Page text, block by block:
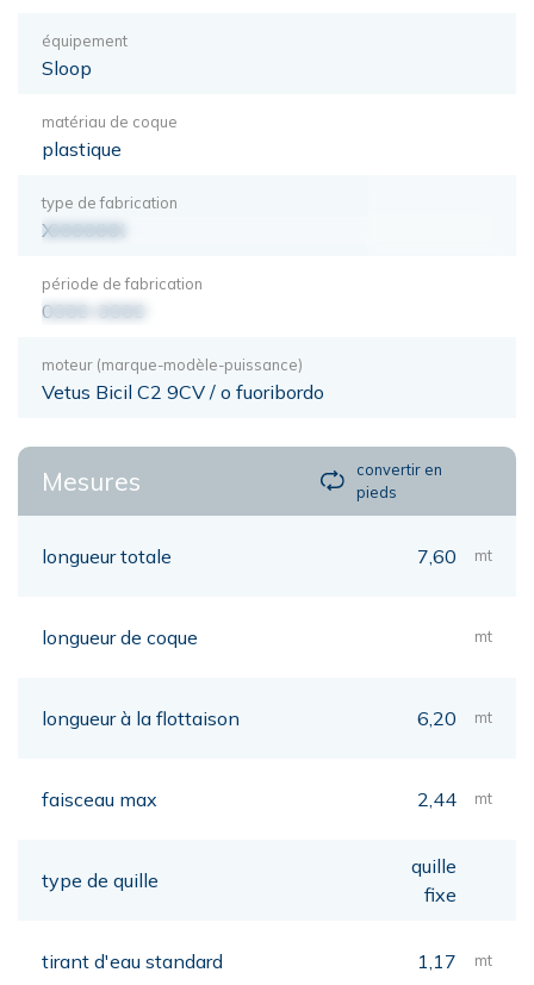
équipement
Sloop
matériau de coque
plastique
type de fabrication
XXXXXXX
période de fabrication
0000-0000
moteur (marque-modèle-puissance)
Vetus Bicil C2 9CV / o fuoribordo
Mesures
convertir en
pieds
longueur totale 7,60 mt
longueur de coque mt
longueur à la flottaison 6,20 mt
faisceau max 2,44 mt
type de quille
quille
fixe
tirant d'eau standard 1,17 mt